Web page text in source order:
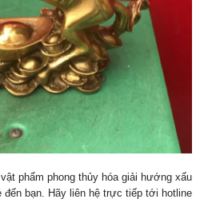
phẩm phong thủy hóa giải hướng xấu
bạn. Hãy liên hệ trực tiếp tới hotline